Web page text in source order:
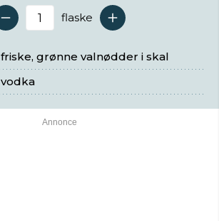
Antal serveringer
flaske
friske, grønne valnødder i skal
vodka